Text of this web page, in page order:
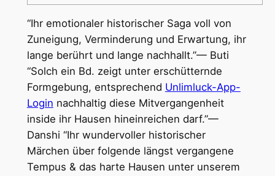
“Ihr emotionaler historischer Saga voll von
Zuneigung, Verminderung und Erwartung, ihr
lange berührt und lange nachhallt.”— Buti
“Solch ein Bd. zeigt unter erschütternde
Formgebung, entsprechend Unlimluck-App-
Login nachhaltig diese Mitvergangenheit
inside ihr Hausen hineinreichen darf.”—
Danshi “Ihr wundervoller historischer
Märchen über folgende längst vergangene
Tempus & das harte Hausen unter unserem